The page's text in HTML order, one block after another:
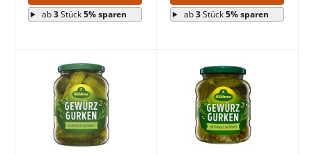
ab3Stück5% sparen ab3Stück5% sparen